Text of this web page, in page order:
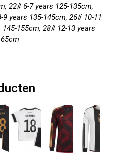
22# 6-7 years 125-135cm,
9 years 135-145cm, 26# 10-11
145-155cm, 28# 12-13 years